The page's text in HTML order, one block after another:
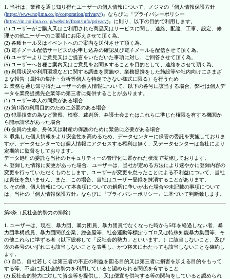
1. 当社は、業務を通じ知り得たユーザーの個人情報について、ノジマの『個人情報保護方針
(https://www.nojima.co.jp/corporation/privacy/)』ならびに『プライバシーポリシー
(https://m.nojima.co.jp/website/front/info/privacy)』に則り、以下の目的で利用します。
(1) ユーザーがご購入又はご利用された商品又はサービスに関し、連絡、配達、工事、設定、修
理その他ユーザーのご要望にお応えさせて頂く為。
(2) 各種セール又はイベントへのご案内を送付させて頂く為。
(3) 電子メール配信サービスのお申し込みの確認及び電子メールを配信させて頂く為。
(4) ユーザーよりご意見又はご提言をいただいた事項に対し、ご回答させて頂く為。
(5) ユーザーへ各種ご案内又はご意見をお聞きすることを目的として、連絡をさせて頂く為。
(6) 利用状況や利用環境などに関する調査を実施や、業務提携をした施設等や社内向けにさまざ
まな報告（属性の集計・分析等個人を特定できない様式に限る）を行うため
2. 業務を通じ知り得たユーザーの個人情報について、以下の各号に該当する場合、弊社は個人デ
ータを業務提携先企業等の第三者に提供することがあります。
(1) ユーザー本人の同意がある場合
(2) 第1項の利用目的のために必要のある場合
(3) 犯罪捜査の為など警察、検察、裁判所、弁護士会またはこれらに準じた権限を有する機関か
ら開示請求があった場合
(4) 会員の生命、身体又は財産の保護のために緊急に必要がある場合
3. 収集した個人情報をより安全性を高めるため、データセンターに保管の委託を実施しておりま
すが、データセンターでは個人情報にアクセスする権利は無く、又データセンターは当社により
定期的に監督をしております。
データ処理の委託を当社のセキュリティーの管理化に置かれた状況で実施しております。
4. 登録した情報に変更があった場合、ユーザーは、当社が定める方法により速やかに登録内容の
変更を行っていただくものとします。ユーザーが変更を怠ったことによる不利益について、当社
は責任を負いません。また、この場合、当社はユーザー登録を抹消することがあります。
5. その他、個人情報について本条項についての解釈に争いが出た場合や未記載の事項について
は、当社の『個人情報保護方針』ならびに『プライバシーポリシー』に基づいて判断致します。
第8条（反社会的勢力の排除）
1. ユーザーは、現在、暴力団、暴力団員、暴力団員でなくなった時から5年を経過しない者、暴
力団準構成員、暴力団関係企業、総会屋等、社会運動等標ぼうゴロ又は特殊知能暴力集団等、そ
の他これらに準ずる者（以下総称して「反社会的勢力」といいます。）に該当しないこと、及び
次の各号のいずれにも該当しないことを表明し、かつ将来にわたっても該当しないことを確約し
ます。
(1) 自己、自社若しくは第三者の不正の利益を図る目的又は第三者に損害を加える目的をもって
する等、不当に反社会的勢力を利用していると認められる関係を有すること
(2) 反社会的勢力に対して資金等を提供し、又は便宜を供与する等の関与をしていると認められ